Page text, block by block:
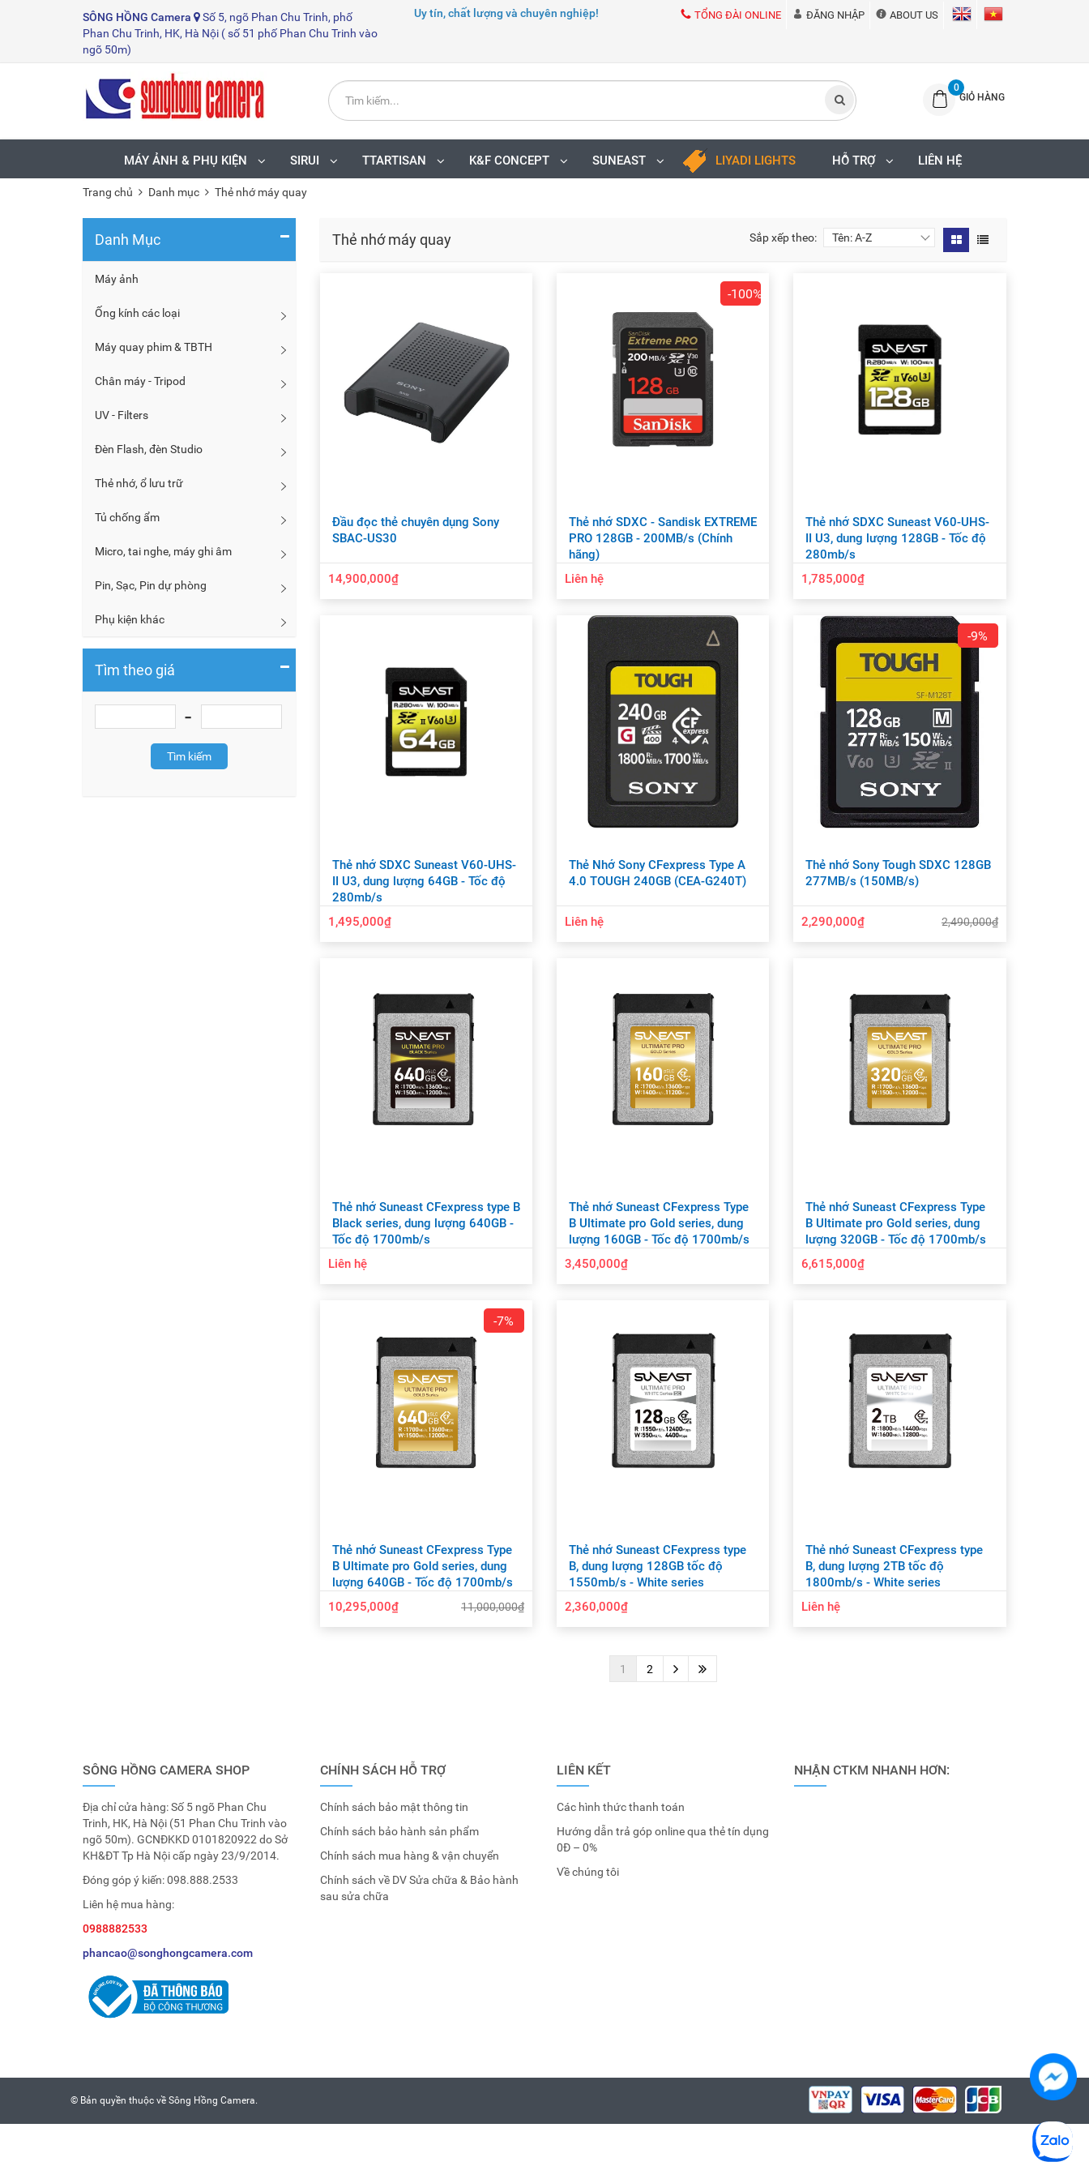
SÔNG HỒNG Camera
Số 5, ngõ Phan Chu Trinh, phố
Phan Chu Trinh, HK, Hà Nội ( số 51 phố Phan Chu Trinh vào
ngõ 50m)
Uy tín, chất lượng và chuyên nghiệp! TỔNG ĐÀI ONLINE ĐĂNG NHẬP ABOUT US
0
GIỎ HÀNG
MÁY ẢNH & PHỤ KIỆN SIRUI TTARTISAN K&F CONCEPT SUNEAST LIYADI LIGHTS HỖ TRỢ LIÊN HỆ
Trang chủ Danh mục Thẻ nhớ máy quay
Danh Mục
Máy ảnh
Ống kính các loại
Máy quay phim & TBTH
Chân máy - Tripod
UV - Filters
Đèn Flash, đèn Studio
Thẻ nhớ, ổ lưu trữ
Tủ chống ẩm
Micro, tai nghe, máy ghi âm
Pin, Sạc, Pin dự phòng
Phụ kiện khác
Tìm theo giá
-
Tìm kiếm
Thẻ nhớ máy quay Sắp xếp theo:
Đầu đọc thẻ chuyên dụng Sony
SBAC-US30
14,900,000₫
-100%
Thẻ nhớ SDXC - Sandisk EXTREME
PRO 128GB - 200MB/s (Chính
hãng)
Liên hệ
Thẻ nhớ SDXC Suneast V60-UHS-
II U3, dung lượng 128GB - Tốc độ
280mb/s
1,785,000₫
Thẻ nhớ SDXC Suneast V60-UHS-
II U3, dung lượng 64GB - Tốc độ
280mb/s
1,495,000₫
Thẻ Nhớ Sony CFexpress Type A
4.0 TOUGH 240GB (CEA-G240T)
Liên hệ
-9%
Thẻ nhớ Sony Tough SDXC 128GB
277MB/s (150MB/s)
2,290,000₫ 2,490,000₫
Thẻ nhớ Suneast CFexpress type B
Black series, dung lượng 640GB -
Tốc độ 1700mb/s
Liên hệ
Thẻ nhớ Suneast CFexpress Type
B Ultimate pro Gold series, dung
lượng 160GB - Tốc độ 1700mb/s
3,450,000₫
Thẻ nhớ Suneast CFexpress Type
B Ultimate pro Gold series, dung
lượng 320GB - Tốc độ 1700mb/s
6,615,000₫
-7%
Thẻ nhớ Suneast CFexpress Type
B Ultimate pro Gold series, dung
lượng 640GB - Tốc độ 1700mb/s
10,295,000₫
11,000,000₫
Thẻ nhớ Suneast CFexpress type
B, dung lượng 128GB tốc độ
1550mb/s - White series
2,360,000₫
Thẻ nhớ Suneast CFexpress type
B, dung lượng 2TB tốc độ
1800mb/s - White series
Liên hệ
1 2
SÔNG HỒNG CAMERA SHOP
Địa chỉ cửa hàng: Số 5 ngõ Phan Chu
Trinh, HK, Hà Nội (51 Phan Chu Trinh vào
ngõ 50m). GCNĐKKD 0101820922 do Sở
KH&ĐT Tp Hà Nội cấp ngày 23/9/2014.
Đóng góp ý kiến:098.888.2533
Liên hệ mua hàng:
0988882533
phancao@songhongcamera.com
CHÍNH SÁCH HỖ TRỢ
Chính sách bảo mật thông tin
Chính sách bảo hành sản phẩm
Chính sách mua hàng & vận chuyển
Chính sách về DV Sửa chữa & Bảo hành
sau sửa chữa
LIÊN KẾT
Các hình thức thanh toán
Hướng dẫn trả góp online qua thẻ tín dụng
0Đ – 0%
Về chúng tôi
NHẬN CTKM NHANH HƠN:
© Bản quyền thuộc về Sông Hồng Camera.